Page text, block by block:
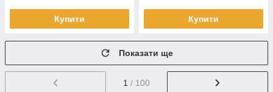
Купити Купити
Показати ще
1 / 100